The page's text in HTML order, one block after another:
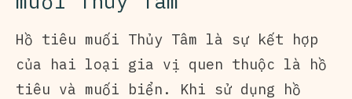
Hồ tiêu muối Thủy Tâm là sự kết hợp
của hai loại gia vị quen thuộc là hồ
tiêu và muối biển. Khi sử dụng hồ